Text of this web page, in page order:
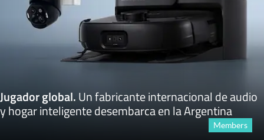
Jugador global.Un fabricante internacional de audio
y hogar inteligente desembarca en la Argentina
Members